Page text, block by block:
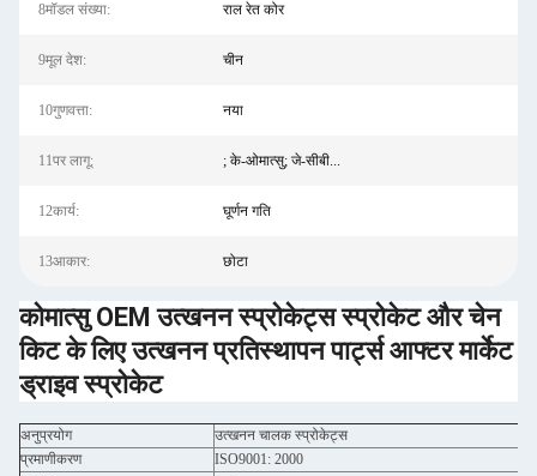
8मॉडल संख्या: राल रेत कोर
9मूल देश: चीन
10गुणवत्ता: नया
11पर लागू: ; के-ओमात्सु; जे-सीबी...
12कार्य: घूर्णन गति
13आकार: छोटा
कोमात्सु OEM उत्खनन स्प्रोकेट्स स्प्रोकेट और चेन
किट के लिए उत्खनन प्रतिस्थापन पार्ट्स आफ्टर मार्केट
ड्राइव स्प्रोकेट
अनुप्रयोग
उत्खनन चालक स्प्रोकेट्स
प्रमाणीकरण
ISO9001: 2000